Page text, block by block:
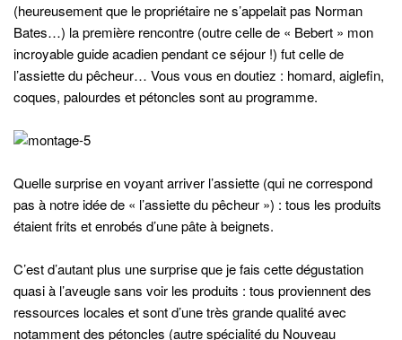
(heureusement que le propriétaire ne s’appelait pas Norman
Bates…) la première rencontre (outre celle de « Bebert » mon
incroyable guide acadien pendant ce séjour !) fut celle de
l’assiette du pêcheur… Vous vous en doutiez : homard, aiglefin,
coques, palourdes et pétoncles sont au programme.
Quelle surprise en voyant arriver l’assiette (qui ne correspond
pas à notre idée de « l’assiette du pêcheur ») : tous les produits
étaient frits et enrobés d’une pâte à beignets.
C’est d’autant plus une surprise que je fais cette dégustation
quasi à l’aveugle sans voir les produits : tous proviennent des
ressources locales et sont d’une très grande qualité avec
notamment des pétoncles (autre spécialité du Nouveau